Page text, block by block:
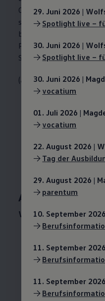
Optimierung von
systemen und
betriebswirtschaftlichen
Praxiseinsätze
Standort in Kassel.
(Änderungen
Abschluss &
Welchen
Studium
vier Jahren
erhältst bei
29. Juni 2026 |
-> Spotlight live –
30. Juni 2026 |
-> Spotlight live –
30. Juni 2026 |
-> vocatium
01. Juli 2026 |
-> vocatium
22. August 2026 |
-> Tag der
29. August 2026 |
-> parentum
10. September
->
11. September
->
11. September
->